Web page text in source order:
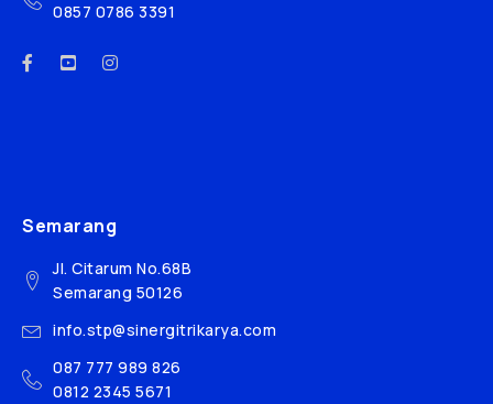
0857 0786 3391
Semarang
Jl. Citarum No.68B
Semarang 50126
info.stp@sinergitrikarya.com
087 777 989 826
0812 2345 5671